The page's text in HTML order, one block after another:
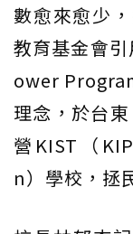
數愈來愈少
教育基金會
ower
理念，於台
營KIST（
n）學校，拯